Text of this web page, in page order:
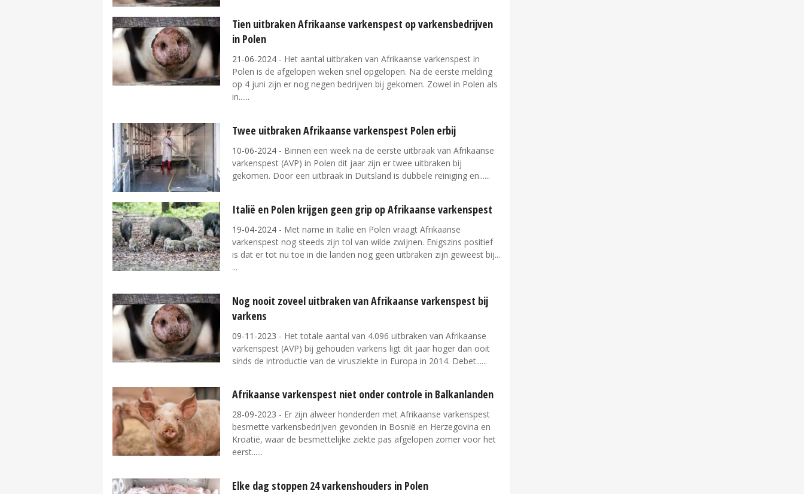
Tien uitbraken Afrikaanse varkenspest op varkensbedrijven
in Polen
21-06-2024 - Het aantal uitbraken van Afrikaanse varkenspest in
Polen is de afgelopen weken snel opgelopen. Na de eerste melding
op 4 juni zijn er nog negen bedrijven bij gekomen. Zowel in Polen als
in...
Twee uitbraken Afrikaanse varkenspest Polen erbij
10-06-2024 - Binnen een week na de eerste uitbraak van Afrikaanse
varkenspest (AVP) in Polen dit jaar zijn er twee uitbraken bij
gekomen. Door een uitbraak in Duitsland is dubbele reiniging en...
Italië en Polen krijgen geen grip op Afrikaanse varkenspest
19-04-2024 - Met name in Italië en Polen vraagt Afrikaanse
varkenspest nog steeds zijn tol van wilde zwijnen. Enigszins positief
is dat er tot nu toe in die landen nog geen uitbraken zijn geweest bij...
Nog nooit zoveel uitbraken van Afrikaanse varkenspest bij
varkens
09-11-2023 - Het totale aantal van 4.096 uitbraken van Afrikaanse
varkenspest (AVP) bij gehouden varkens ligt dit jaar hoger dan ooit
sinds de introductie van de virusziekte in Europa in 2014. Debet...
Afrikaanse varkenspest niet onder controle in Balkanlanden
28-09-2023 - Er zijn alweer honderden met Afrikaanse varkenspest
besmette varkensbedrijven gevonden in Bosnië en Herzegovina en
Kroatië, waar de besmettelijke ziekte pas afgelopen zomer voor het
eerst...
Elke dag stoppen 24 varkenshouders in Polen